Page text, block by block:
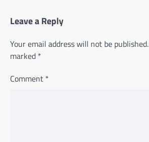
Leave a Reply
Your email address will not be published.
marked *
Comment *